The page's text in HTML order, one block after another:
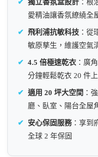
✔ 獨立香氛盒設計 ：根
愛精油讓香氛繚繞全
✔ 飛利浦抗敏科技 ：從
敏原孳生，維護空氣
✔ 4.5 倍極速乾衣 ：廣
分鐘輕鬆乾衣 20 件
✔ 適用 20 坪大空間 ：
廳、臥室、陽台全屋
✔ 安心保固服務：享到
全球 2 年保固